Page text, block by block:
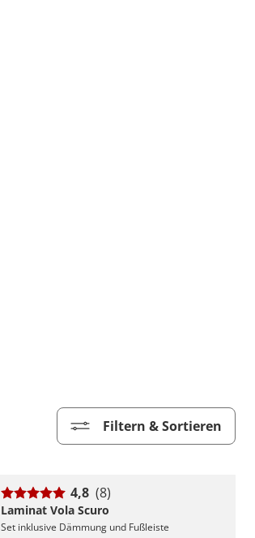
Filtern & Sortieren
4,8 (8)
Laminat Vola Scuro
Set inklusive Dämmung und Fußleiste